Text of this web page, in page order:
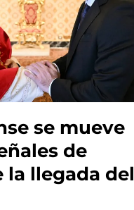
se mueve
de
la llegada del